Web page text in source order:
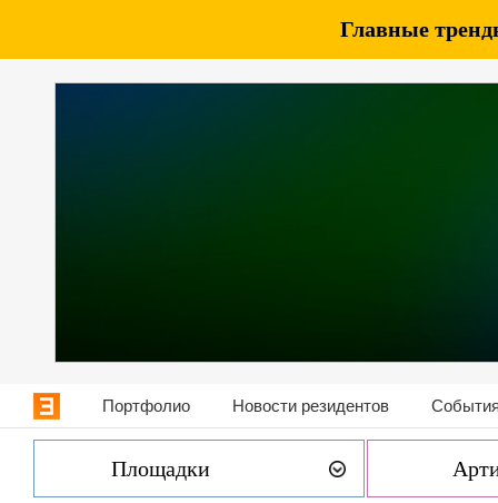
Главные
Портфолио Новости резидентов
Площадки